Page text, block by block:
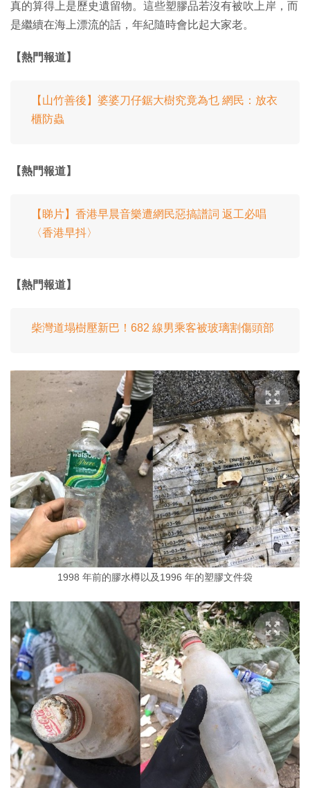
真的算得上是歷史遺留物。這些塑膠品若沒有被吹上岸，而
是繼續在海上漂流的話，年紀隨時會比起大家老。
【熱門報道】
【山竹善後】婆婆刀仔鋸大樹究竟為乜 網民：放衣
櫃防蟲
【熱門報道】
【睇片】香港早晨音樂遭網民惡搞譜詞 返工必唱
〈香港早抖〉
【熱門報道】
柴灣道塌樹壓新巴！682 線男乘客被玻璃割傷頭部
1998 年前的膠水樽以及1996 年的塑膠文件袋